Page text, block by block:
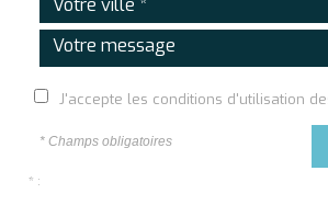
J'accepte les conditions d'utilisation
* Champs obligatoires
* :